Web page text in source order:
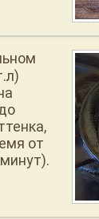
от